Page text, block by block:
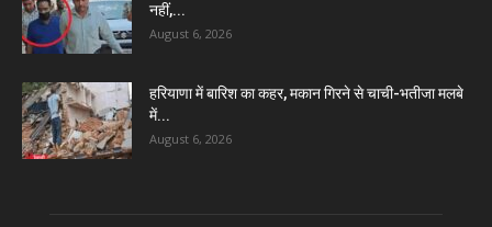
नहीं,...
August 6, 2026
हरियाणा में बारिश का कहर, मकान गिरने से चाची-भतीजा मलबे
में...
August 6, 2026